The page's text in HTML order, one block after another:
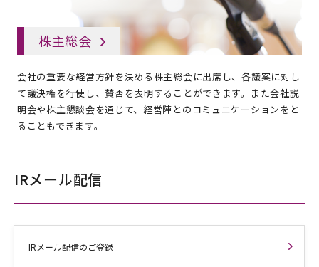
株主総会
会社の重要な経営方針を決める株主総会に出席し、各議案に対し
て議決権を行使し、賛否を表明することができます。また会社説
明会や株主懇談会を通じて、経営陣とのコミュニケーションをと
ることもできます。
IRメール配信
IRメール配信のご登録